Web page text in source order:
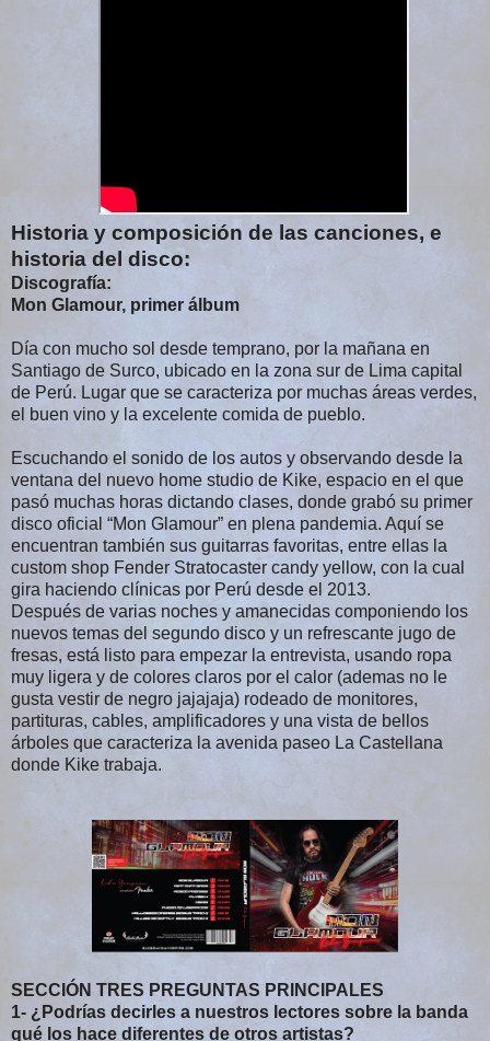
Historia y composición de las canciones, e
historia del disco:
Discografía:
Mon Glamour, primer álbum
Día con mucho sol desde temprano, por la mañana en
Santiago de Surco, ubicado en la zona sur de Lima capital
de Perú. Lugar que se caracteriza por muchas áreas verdes,
el buen vino y la excelente comida de pueblo.
Escuchando el sonido de los autos y observando desde la
ventana del nuevo home studio de Kike, espacio en el que
pasó muchas horas dictando clases, donde grabó su primer
disco oficial “Mon Glamour” en plena pandemia. Aquí se
encuentran también sus guitarras favoritas, entre ellas la
custom shop Fender Stratocaster candy yellow, con la cual
gira haciendo clínicas por Perú desde el 2013.
Después de varias noches y amanecidas componiendo los
nuevos temas del segundo disco y un refrescante jugo de
fresas, está listo para empezar la entrevista, usando ropa
muy ligera y de colores claros por el calor (ademas no le
gusta vestir de negro jajajaja) rodeado de monitores,
partituras, cables, amplificadores y una vista de bellos
árboles que caracteriza la avenida paseo La Castellana
donde Kike trabaja.
SECCIÓN TRES PREGUNTAS PRINCIPALES
1- ¿Podrías decirles a nuestros lectores sobre la banda
qué los hace diferentes de otros artistas?